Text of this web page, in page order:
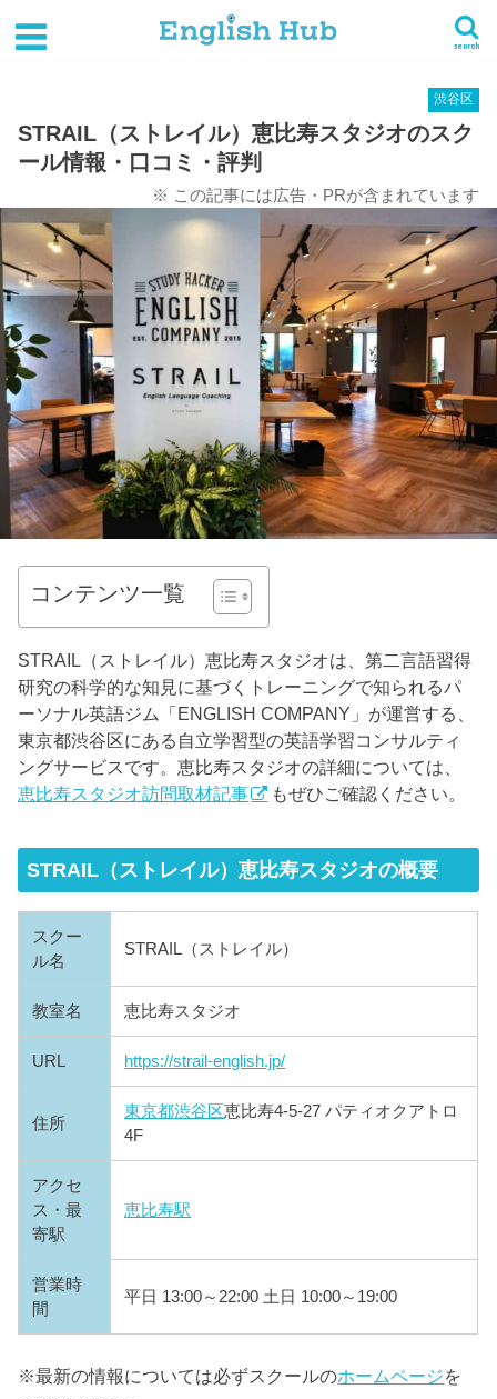
search
英会話スクール一覧 東京都
渋谷区
STRAIL（ストレイル）恵比寿スタジオのスクール情報・口コミ・評判
渋谷区
STRAIL（ストレイル）恵比寿スタジオのスク
ール情報・口コミ・評判
※ この記事には広告・PRが含まれています
コンテンツ一覧
STRAIL（ストレイル）恵比寿スタジオは、第二言語習得
研究の科学的な知見に基づくトレーニングで知られるパ
ーソナル英語ジム「ENGLISH COMPANY」が運営する、
東京都渋谷区にある自立学習型の英語学習コンサルティ
ングサービスです。恵比寿スタジオの詳細については、
恵比寿スタジオ訪問取材記事
もぜひご確認ください。
STRAIL（ストレイル）恵比寿スタジオの概要
スクー
ル名
STRAIL（ストレイル）
教室名 恵比寿スタジオ
URL https://strail-english.jp/
住所
東京都渋谷区恵比寿4-5-27 パティオクアトロ
4F
アクセ
ス・最
寄駅
恵比寿駅
営業時
間
平日 13:00～22:00 土日 10:00～19:00
※最新の情報については必ずスクールのホームページを